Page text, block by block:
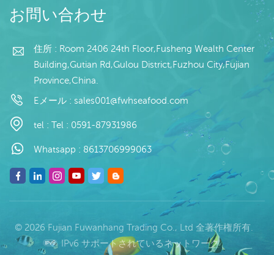
お問い合わせ
住所 : Room 2406 24th Floor,Fusheng Wealth Center
Building,Gutian Rd,Gulou District,Fuzhou City,Fujian
Province,China.
Eメール : sales001@fwhseafood.com
tel : Tel : 0591-87931986
Whatsapp : 8613706999063
© 2026 Fujian Fuwanhang Trading Co., Ltd 全著作権所有.
IPv6 サポートされているネットワーク